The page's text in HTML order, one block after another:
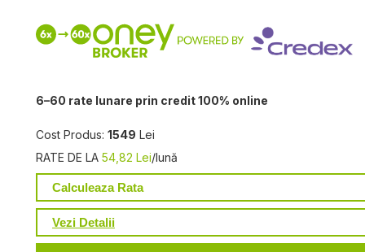
6–60 rate lunare prin credit 100% online
Cost Produs: 1549 Lei
RATE DE LA 54,82 Lei/lună
Calculeaza Rata
Vezi Detalii